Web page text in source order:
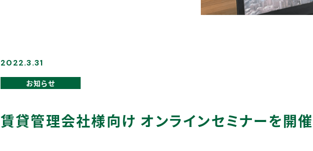
2022.3.31
お知らせ
賃貸管理会社様向け オンラインセミナーを